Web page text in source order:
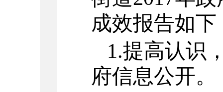
成效报告如下
1.提高认识
府信息公开。